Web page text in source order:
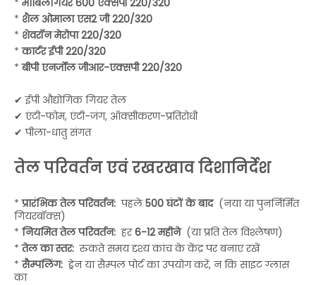
*मोबिलगियर 600 एक्सपी 220/320
* शैल ओमाला एस2 जी 220/320
* शेवरॉन मेरोपा 220/320
*कार्टर ईपी 220/320
*बीपी एनर्जोल जीआर-एक्सपी 220/320
✔ ईपी औद्योगिक गियर तेल
✔ एंटी-फोम, एंटी-जंग, ऑक्सीकरण-प्रतिरोधी
✔ पीला-धातु संगत
तेल परिवर्तन एवं रखरखाव दिशानिर्देश
*प्रारंभिक तेल परिवर्तन: पहले500 घंटों के बाद (नया या पुनर्निर्मित
गियरबॉक्स)
* नियमित तेल परिवर्तन: हर6-12 महीने (या प्रति तेल विश्लेषण)
*तेल का स्तर: रुकते समय दृश्य कांच के केंद्र पर बनाए रखें
*सैम्पलिंग: ड्रेन या सैम्पल पोर्ट का उपयोग करें, न कि साइट ग्लास
का